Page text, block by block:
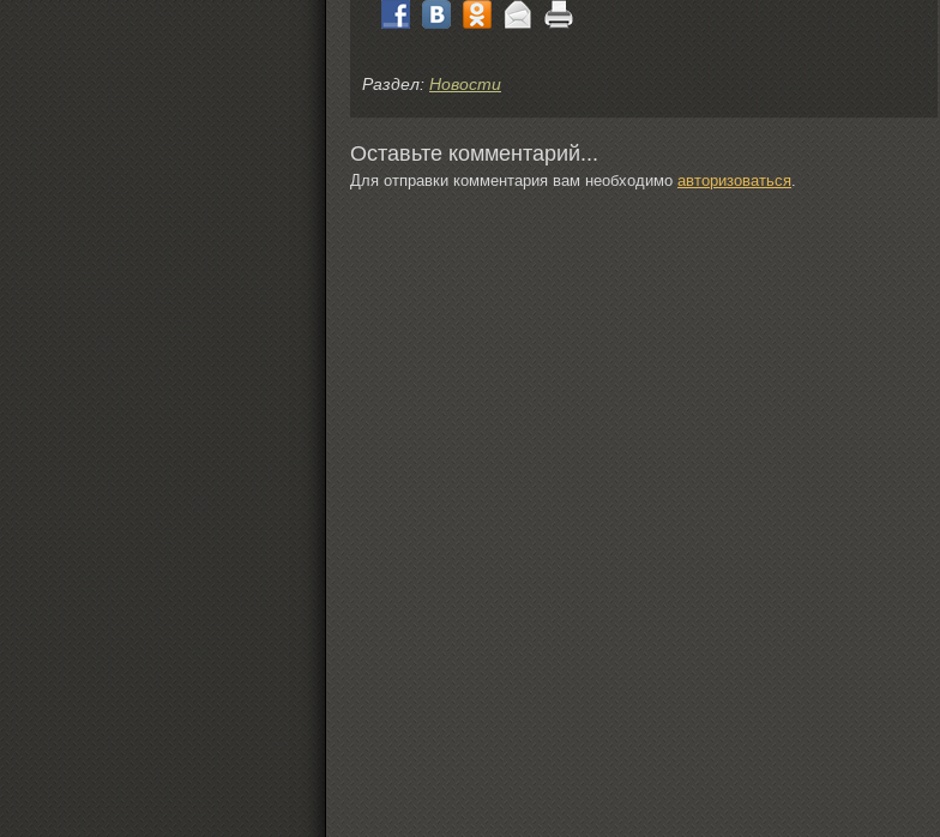
Раздел: Новости
Оставьте комментарий...
Для отправки комментария вам необходимо авторизоваться.